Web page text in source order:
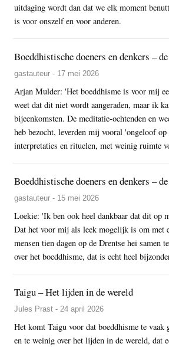
uitdaging wordt dan dat we elk moment
is voor onszelf en voor anderen.
Boeddhistische doeners en denkers –
gastauteur - 17 mei 2026
Arjan Mulder: 'Het boeddhisme is voor mij
weet dat dit niet wordt aangeraden, maar ik
bijeenkomsten. De meditatie-ochtenden en
heb bezocht, leverden mij vooral 'ongeloof op
interpretaties en rituelen, met weinig ruimte
Boeddhistische doeners en denkers –
gastauteur - 15 mei 2026
Loekie: 'Ik ben ook heel dankbaar dat dit op
Dat het voor mij als leek mogelijk is om met
mensen tien dagen op de Drentse hei samen
over het boeddhisme, dat is echt heel
Taigu – Het lijden in de wereld
Jules Prast - 24 april 2026
Het komt Taigu voor dat boeddhisme te vaak
en te weinig over het lijden in de wereld, dat